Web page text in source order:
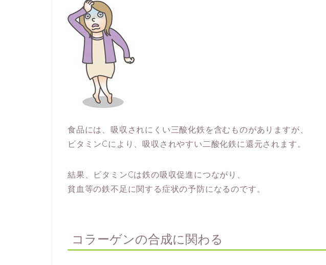
食品には、吸収されにくい三酸化鉄を含むものがありますが、
ビタミンCにより、吸収されやすい二酸化鉄に還元されます。
結果、ビタミンCは鉄の吸収促進につながり、
貧血等の鉄不足に関する症状の予防になるのです。
コラーゲンの合成に関わる